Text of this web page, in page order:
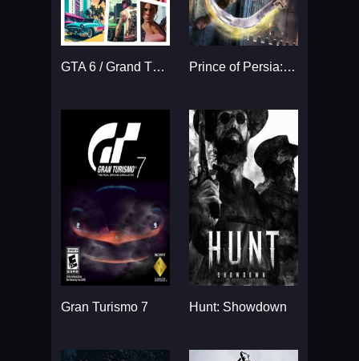
GTA 6 / Grand Theft Auto VI Prince of Persia: The Sands
Gran Turismo 7 Hunt: Showdown